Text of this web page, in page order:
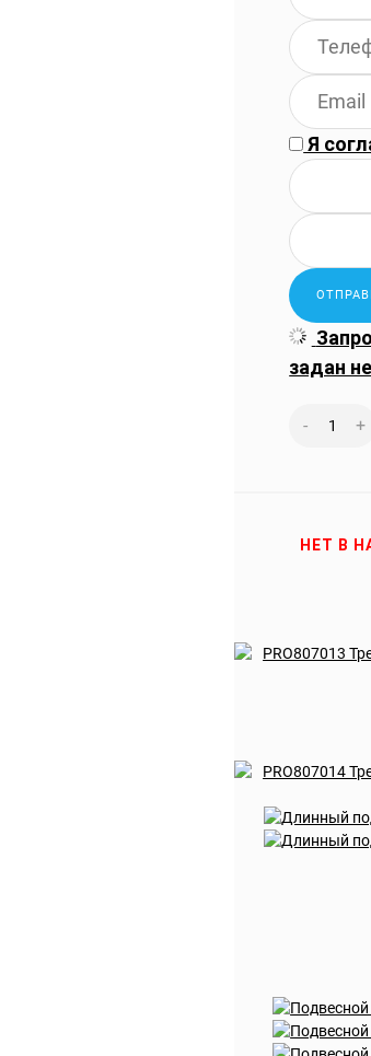
Я
задан
- +
НЕТ В